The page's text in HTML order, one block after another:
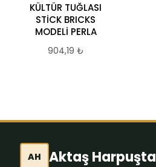
KÜLTÜR TUĞLASI
STİCK BRICKS
MODELİ PERLA
904,19 ₺
AH Aktaş Harpuşta